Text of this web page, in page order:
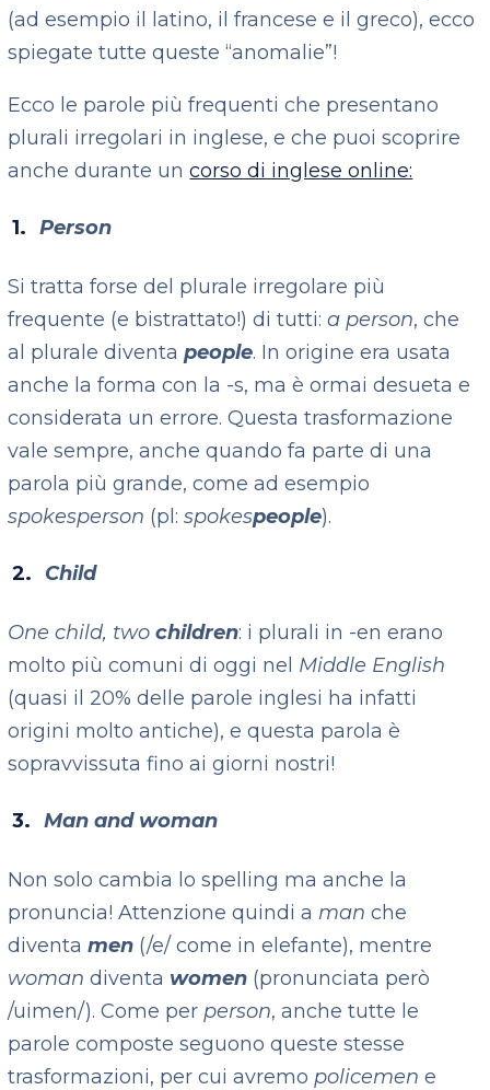
(ad esempio il latino, il francese e il greco), ecco
spiegate tutte queste “anomalie”!
Ecco le parole più frequenti che presentano
plurali irregolari in inglese, e che puoi scoprire
anche durante uncorso di inglese online:
Person
Si tratta forse del plurale irregolare più
frequente (e bistrattato!) di tutti: a person, che
al plurale diventapeople. In origine era usata
anche la forma con la -s, ma è ormai desueta e
considerata un errore. Questa trasformazione
vale sempre, anche quando fa parte di una
parola più grande, come ad esempio
spokesperson (pl:spokespeople).
Child
One child, two children: i plurali in -en erano
molto più comuni di oggi nel Middle English
(quasi il 20% delle parole inglesi ha infatti
origini molto antiche), e questa parola è
sopravvissuta fino ai giorni nostri!
Man and woman
Non solo cambia lo spelling ma anche la
pronuncia! Attenzione quindi a man che
diventamen (/e/ come in elefante), mentre
woman diventa women (pronunciata però
/uimen/). Come per person, anche tutte le
parole composte seguono queste stesse
trasformazioni, per cui avremo policemene